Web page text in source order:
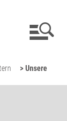
> Unsere